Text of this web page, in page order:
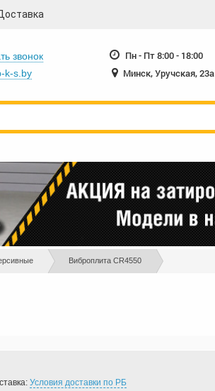
+375 17
звонок
k-s.by
Пн - Пт 8:00 - 18:00
Минск, Уручская, 23а
Виброплита CR4550
Условия доставки по РБ